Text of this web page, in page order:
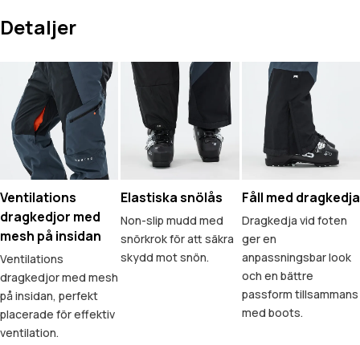
Detaljer
Ventilations
dragkedjor med
mesh på insidan
Ventilations
dragkedjor med mesh
på insidan, perfekt
placerade för effektiv
ventilation.
Elastiska snölås
Non-slip mudd med
snörkrok för att säkra
skydd mot snön.
Fåll med dragkedja
Dragkedja vid foten
ger en
anpassningsbar look
och en bättre
passform tillsammans
med boots.